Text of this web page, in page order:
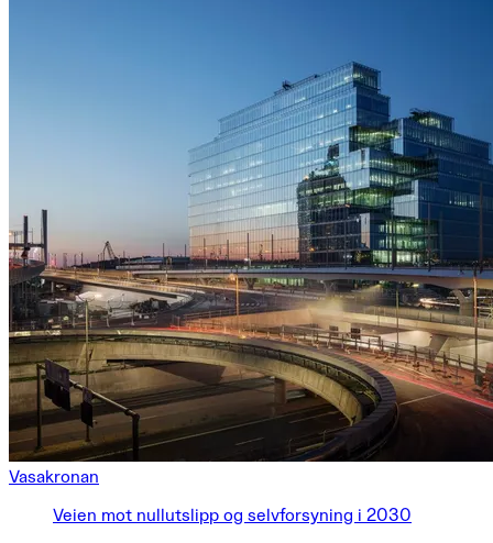
Vasakronan
Veien mot nullutslipp og selvforsyning i 2030